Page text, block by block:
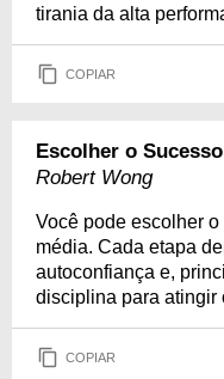
tirania da alta
COPIAR
Escolher o Sucesso
Robert Wong
Você pode escolher
média. Cada etapa
autoconfiança e,
disciplina para atingir
COPIAR